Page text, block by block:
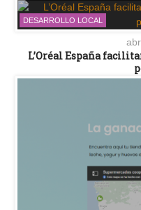
DESARROLLO LOCAL
L’Oréal España